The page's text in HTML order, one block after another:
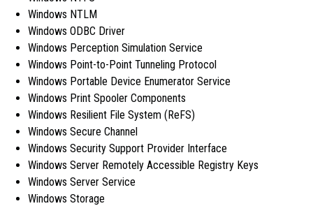
Windows NTLM
Windows ODBC Driver
Windows Perception Simulation Service
Windows Point-to-Point Tunneling Protocol
Windows Portable Device Enumerator Service
Windows Print Spooler Components
Windows Resilient File System (ReFS)
Windows Secure Channel
Windows Security Support Provider Interface
Windows Server Remotely Accessible Registry Keys
Windows Server Service
Windows Storage